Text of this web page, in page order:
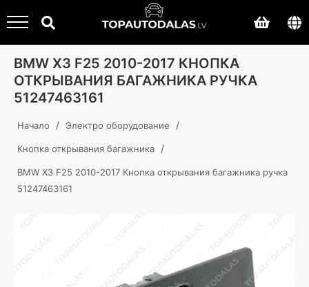
BMW X3 F25 2010-2017 КНОПКА
ОТКРЫВАНИЯ БАГАЖНИКА РУЧКА
51247463161
Начало / Электро оборудование /
Кнопка открывания багажника /
BMW X3 F25 2010-2017 Кнопка открывания багажника ручка
51247463161